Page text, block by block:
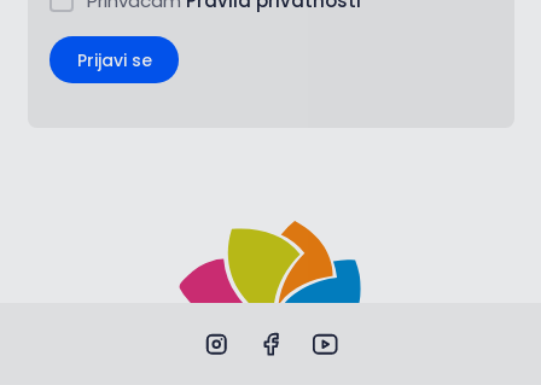
Prijavi se